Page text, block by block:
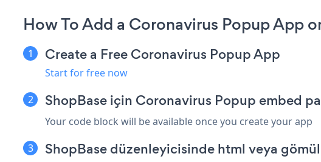
How To Add a Coronavirus Popup App
Create a Free Coronavirus Popup App
Start for free now
ShopBase için Coronavirus Popup embed
Your code block will be available once you create your app
ShopBase düzenleyicisinde html veya